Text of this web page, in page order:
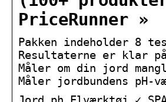
PriceRunner »
Pakken indeholder 8
Resultaterne er klar
Måler om din jord
Måler jordbundens pH-